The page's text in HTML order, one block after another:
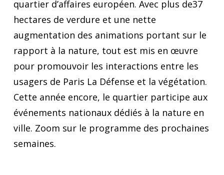
quartier d’affaires européen. Avec plus de37
hectares de verdure et une nette
augmentation des animations portant sur le
rapport à la nature, tout est mis en œuvre
pour promouvoir les interactions entre les
usagers de Paris La Défense et la végétation.
Cette année encore, le quartier participe aux
événements nationaux dédiés à la nature en
ville. Zoom sur le programme des prochaines
semaines.